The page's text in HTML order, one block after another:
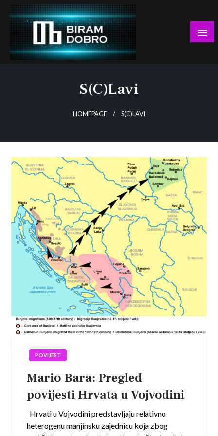
Skip
content
S(c)lavi
HOMEPAGE S(C)LAVI
POVIJEST
Mario Bara: Pregled
povijesti Hrvata u Vojvodini
Hrvati u Vojvodini predstavljaju relativno
heterogenu manjinsku zajednicu koja zbog